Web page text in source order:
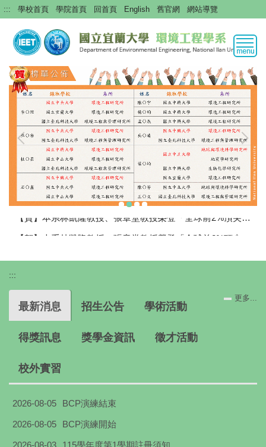
跳
到
要
容
區
::: 學校首頁 學院首頁 回首頁 English 舊官網 網站導覽
:::
最新消息 招生公告 學術活動
得獎訊息 獎學金資訊 徵才活動
校外實習
2026-08-05 BCP演練結束
2026-08-05 BCP演練開始
2026-08-03 115學年度第1學期註冊須知
更多...